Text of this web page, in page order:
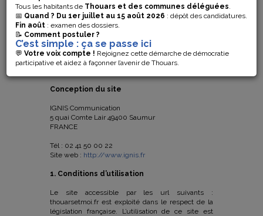
Tous les habitants de Thouars et des communes déléguées.
📅 Quand ? Du 1er juillet au 15 août 2026 : dépôt des candidatures.
Fin août : examen des dossiers.
📝 Comment postuler ?
C’est simple : ça se passe ici
💬 Votre voix compte ! Rejoignez cette démarche de démocratie
participative et aidez à façonner l’avenir de Thouars.
Éditeur du site
Mairie de Thouars – Hôtel de Ville
14 place Saint Laon 47230 Thouars
Tél. 05 49 68 11 11
www.thouars.fr
Conception du site
IGNIS Communication
5 quai Comte Lair 49400 Saumur
FRANCE
Tél : 02 41 50 00 22
Site web : http://www.ignis.fr
1. Conditions d’utilisation
Le site accessible par les url suivants :
thouarsetmoi.fr est exploité dans le respect de la
législation française. L’utilisation de ce site est